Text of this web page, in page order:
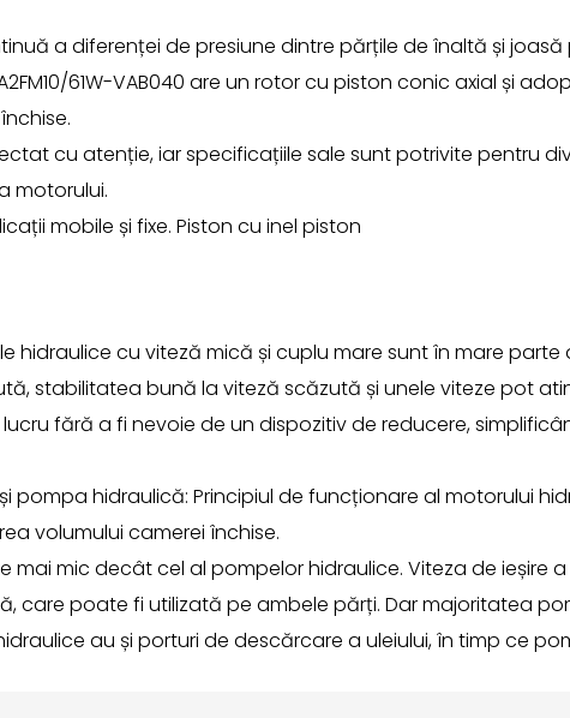
a diferenței de presiune dintre părțile de înaltă și joasă
61W-VAB040 are un rotor cu piston conic axial și
cu atenție, iar specificațiile sale sunt potrivite pentru
motorului.
mobile și fixe. Piston cu inel piston
hidraulice cu viteză mică și cuplu mare sunt în mare
stabilitatea bună la viteză scăzută și unele viteze pot
fără a fi nevoie de un dispozitiv de reducere,
pompa hidraulică: Principiul de funcționare al motorului
volumului camerei închise.
mai mic decât cel al pompelor hidraulice. Viteza de
care poate fi utilizată pe ambele părți. Dar majoritatea
au și porturi de descărcare a uleiului, în timp ce